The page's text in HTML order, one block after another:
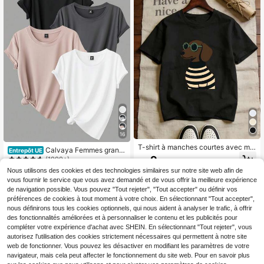
16
Entrepôt UE Calvaya Femmes grand
e taille Été 4 pièces T-shirt casual c
ol rond à manches courtes couleur
unie
(1000+)
26,49€
T-shirt à manches courtes avec mo
tif imprimé, T-shirt décontracté de
primé de chien de dessin animé mig
non à manches courtes, tissu doux
et noir d'été
9
Nous utilisons des cookies et des technologies similaires sur notre site web afin de
vous fournir le service que vous avez demandé et de vous offrir la meilleure expérience
de navigation possible. Vous pouvez "Tout rejeter", "Tout accepter" ou définir vos
préférences de cookies à tout moment à votre choix. En sélectionnant "Tout accepter",
nous définirons tous les cookies optionnels, qui nous aident à analyser le trafic, à offrir
des fonctionnalités améliorées et à personnaliser le contenu et les publicités pour
compléter votre expérience d'achat avec SHEIN. En sélectionnant "Tout rejeter", vous
autorisez l'utilisation des cookies strictement nécessaires qui permettent à notre site
web de fonctionner. Vous pouvez les désactiver en modifiant les paramètres de votre
navigateur, mais cela peut affecter le fonctionnement du site web. Pour en savoir plus